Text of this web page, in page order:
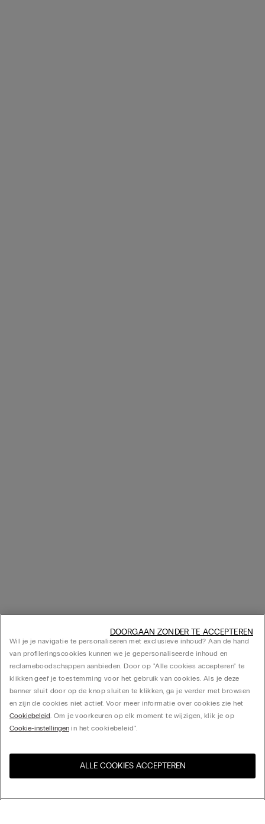
United States
Wil je je navigatie te personaliseren met exclusieve inhoud? Aan de hand
van profileringscookies kunnen we je gepersonaliseerde inhoud en
reclameboodschappen aanbieden. Door op "Alle cookies accepteren" te
klikken geef je toestemming voor het gebruik van cookies. Als je deze
banner sluit door op de knop sluiten te klikken, ga je verder met browsen
en zijn de cookies niet actief. Voor meer informatie over cookies zie het
Cookiebeleid. Om je voorkeuren op elk moment te wijzigen, klik je op
Cookie-instellingen in het cookiebeleid".
ALLE COOKIES ACCEPTEREN
DOORGAAN ZONDER TE ACCEPTEREN